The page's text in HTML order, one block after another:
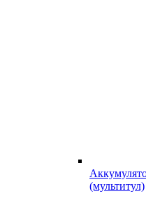
(мультитул)